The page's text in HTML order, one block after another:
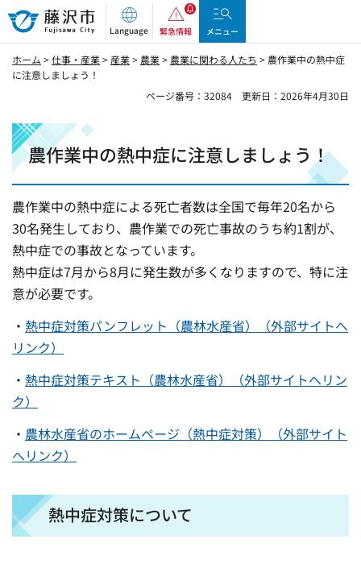
藤沢市
Language 緊急情報 メニュー
ホーム >仕事・産業> 産業> 農業> 農業に関わる人たち > 農作業中の熱中症
に注意しましょう！
ページ番号：32084
更新日：2026年4月30日
農作業中の熱中症に注意しましょう！
農作業中の熱中症による死亡者数は全国で毎年20名から
30名発生しており、農作業での死亡事故のうち約1割が、
熱中症での事故となっています。
熱中症は7月から8月に発生数が多くなりますので、特に注
意が必要です。
・ 熱中症対策パンフレット（農林水産省）（外部サイトへ
リンク）
・ 熱中症対策テキスト（農林水産省）（外部サイトへリン
ク）
・ 農林水産省のホームページ（熱中症対策）（外部サイト
へリンク）
熱中症対策について